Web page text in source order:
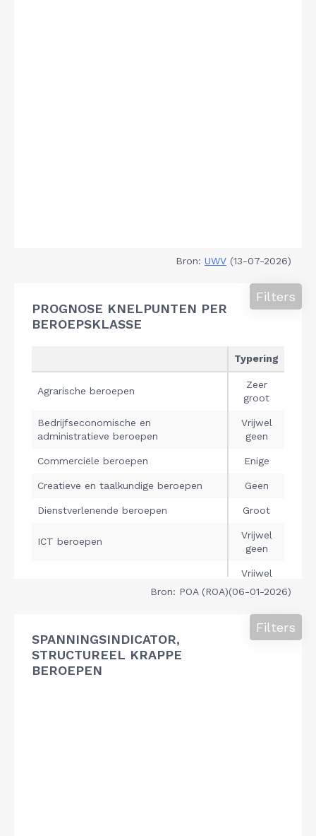
Bron: UWV (13-07-2026)
PROGNOSE KNELPUNTEN PER
BEROEPSKLASSE
Filters
Bron: POA (ROA)(06-01-2026)
SPANNINGSINDICATOR,
STRUCTUREEL KRAPPE
BEROEPEN
Filters